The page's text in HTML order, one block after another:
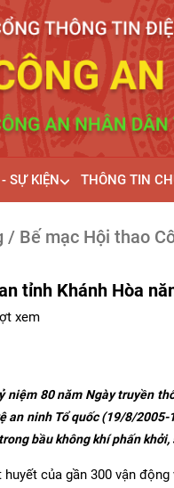
SỰ KIỆN THÔNG TIN
/ Bế mạc Hội thao
tỉnh Khánh Hòa
xem
80 năm Ngày truyền
an ninh Tổ quốc (19/8/
bầu không khí phấn
của gần 300 vận